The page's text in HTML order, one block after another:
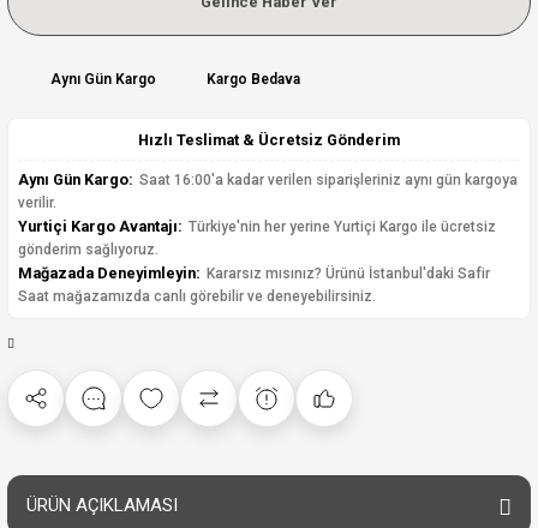
Aynı Gün Kargo Kargo Bedava
Hızlı Teslimat & Ücretsiz Gönderim
Aynı Gün Kargo: Saat 16:00'a kadar verilen siparişleriniz aynı gün kargoya
verilir.
Yurtiçi Kargo Avantajı: Türkiye'nin her yerine Yurtiçi Kargo ile ücretsiz
gönderim sağlıyoruz.
Mağazada Deneyimleyin: Kararsız mısınız? Ürünü İstanbul'daki Safir
Saat mağazamızda canlı görebilir ve deneyebilirsiniz.
ÜRÜN AÇIKLAMASI